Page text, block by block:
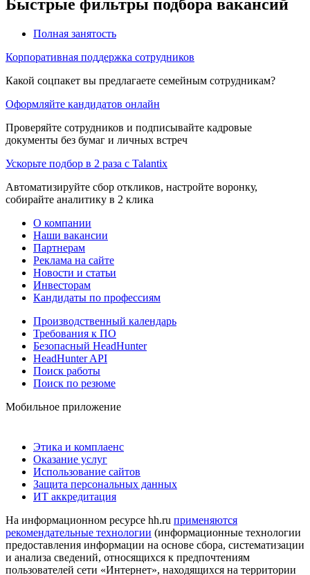
Быстрые фильтры подбора вакансий
Полная занятость
Корпоративная поддержка сотрудников
Какой соцпакет вы предлагаете семейным сотрудникам?
Оформляйте кандидатов онлайн
Проверяйте сотрудников и подписывайте кадровые
документы без бумаг и личных встреч
Ускорьте подбор в 2 раза с Talantix
Автоматизируйте сбор откликов, настройте воронку,
собирайте аналитику в 2 клика
О компании
Наши вакансии
Партнерам
Реклама на сайте
Новости и статьи
Инвесторам
Кандидаты по профессиям
Производственный календарь
Требования к ПО
Безопасный HeadHunter
HeadHunter API
Поиск работы
Поиск по резюме
Мобильное приложение
Этика и комплаенс
Оказание услуг
Использование сайтов
Защита персональных данных
ИТ аккредитация
На информационном ресурсе hh.ru применяются
рекомендательные технологии (информационные технологии
предоставления информации на основе сбора, систематизации
и анализа сведений, относящихся к предпочтениям
пользователей сети «Интернет», находящихся на территории